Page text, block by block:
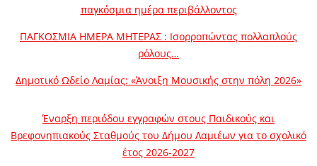
παγκόσμια ημέρα περιβάλλοντος
ΠΑΓΚΟΣΜΙΑ ΗΜΕΡΑ ΜΗΤΕΡΑΣ : Ισορροπώντας πολλαπλούς
ρόλους…
Δημοτικό Ωδείο Λαμίας: «Άνοιξη Μουσικής στην πόλη 2026»
Έναρξη περιόδου εγγραφών στους Παιδικούς και
Βρεφονηπιακούς Σταθμούς του Δήμου Λαμιέων για το σχολικό
έτος 2026-2027